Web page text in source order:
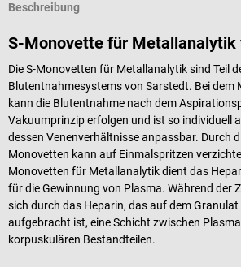
Beschreibung
S-Monovette für Metallanalytik
Die S-Monovetten für Metallanalytik sind Teil
Blutentnahmesystems von Sarstedt. Bei dem
kann die Blutentnahme nach dem
Vakuumprinzip erfolgen und ist so individuell
dessen Venenverhältnisse anpassbar. Durch
Monovetten kann auf Einmalspritzen
Monovetten für Metallanalytik dient das
für die Gewinnung von Plasma. Während der
sich durch das Heparin, das auf dem
aufgebracht ist, eine Schicht zwischen
korpuskulären Bestandteilen.